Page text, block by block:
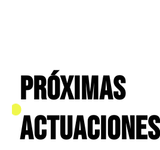
Próximas
actuaciones